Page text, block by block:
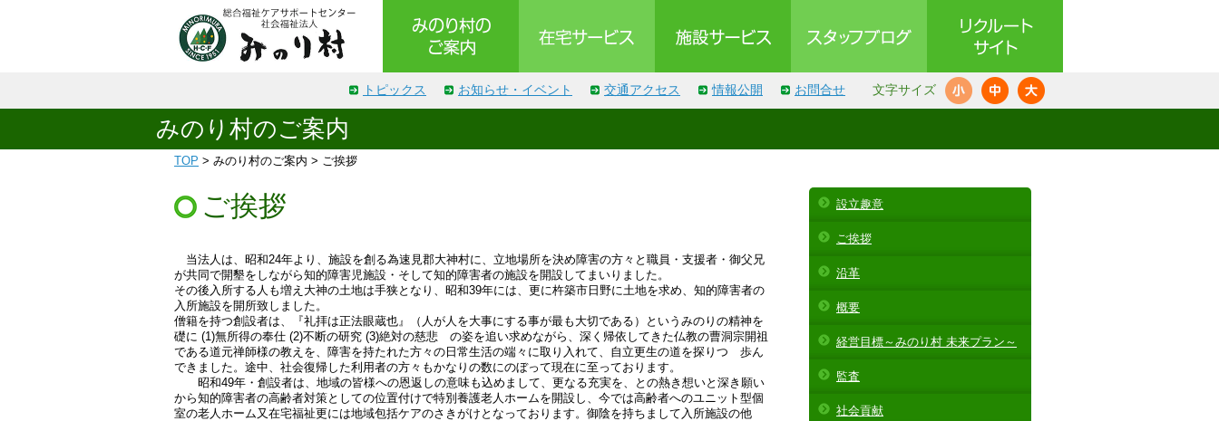
お問合せ
情報公開
交通アクセス
お知らせ・イベント
トピックス 文字サイズ
みのり村のご案内
TOP > みのり村のご案内 > ご挨拶
ご挨拶
当法人は、昭和24年より、施設を創る為速見郡大神村に、立地場所を決め障害の方々と職員・支援者・御父兄
が共同で開墾をしながら知的障害児施設・そして知的障害者の施設を開設してまいりました。
その後入所する人も増え大神の土地は手狭となり、昭和39年には、更に杵築市日野に土地を求め、知的障害者の
入所施設を開所致しました。
僧籍を持つ創設者は、『礼拝は正法眼蔵也』（人が人を大事にする事が最も大切である）というみのりの精神を
礎に (1)無所得の奉仕 (2)不断の研究 (3)絶対の慈悲 の姿を追い求めながら、深く帰依してきた仏教の曹洞宗開祖
である道元禅師様の教えを、障害を持たれた方々の日常生活の端々に取り入れて、自立更生の道を探りつゝ歩ん
できました。途中、社会復帰した利用者の方々もかなりの数にのぼって現在に至っております。
昭和49年・創設者は、地域の皆様への恩返しの意味も込めまして、更なる充実を、との熱き想いと深き願い
から知的障害者の高齢者対策としての位置付けで特別養護老人ホームを開設し、今では高齢者へのユニット型個
室の老人ホーム又在宅福祉更には地域包括ケアのさきがけとなっております。御陰を持ちまして入所施設の他
設立趣意
ご挨拶
沿革
概要
経営目標～みのり村 未来プラン～
監査
社会貢献